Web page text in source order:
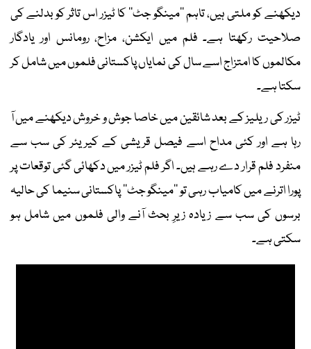
دیکھنے کو ملتی ہیں، تاہم ’’مینگو جٹ‘‘ کا ٹیزر اس تاثر کو بدلنے کی
صلاحیت رکھتا ہے۔ فلم میں ایکشن، مزاح، رومانس اور یادگار
مکالموں کا امتزاج اسے سال کی نمایاں پاکستانی فلموں میں شامل کر
سکتا ہے۔
ٹیزر کی ریلیز کے بعد شائقین میں خاصا جوش و خروش دیکھنے میں آ
رہا ہے اور کئی مداح اسے فیصل قریشی کے کیریئر کی سب سے
منفرد فلم قرار دے رہے ہیں۔ اگر فلم ٹیزر میں دکھائی گئی توقعات پر
پورا اترنے میں کامیاب رہی تو ’’مینگو جٹ‘‘ پاکستانی سنیما کی حالیہ
برسوں کی سب سے زیادہ زیرِ بحث آنے والی فلموں میں شامل ہو
سکتی ہے۔